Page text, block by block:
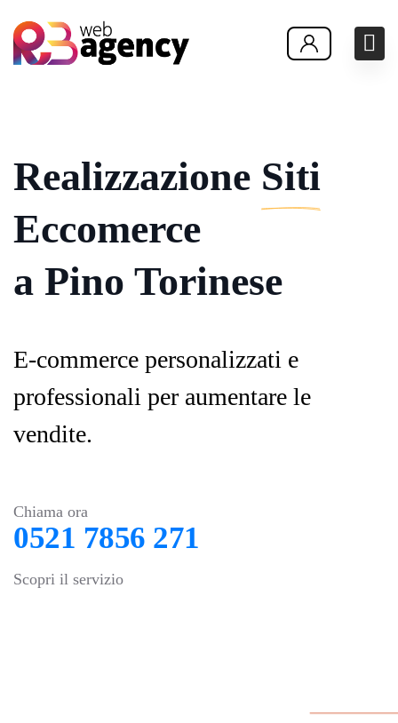
Realizzazione Siti
Eccomerce
a Pino Torinese
E-commerce personalizzati e
professionali per aumentare le
vendite.
Chiama ora
0521 7856 271
Scopri il servizio